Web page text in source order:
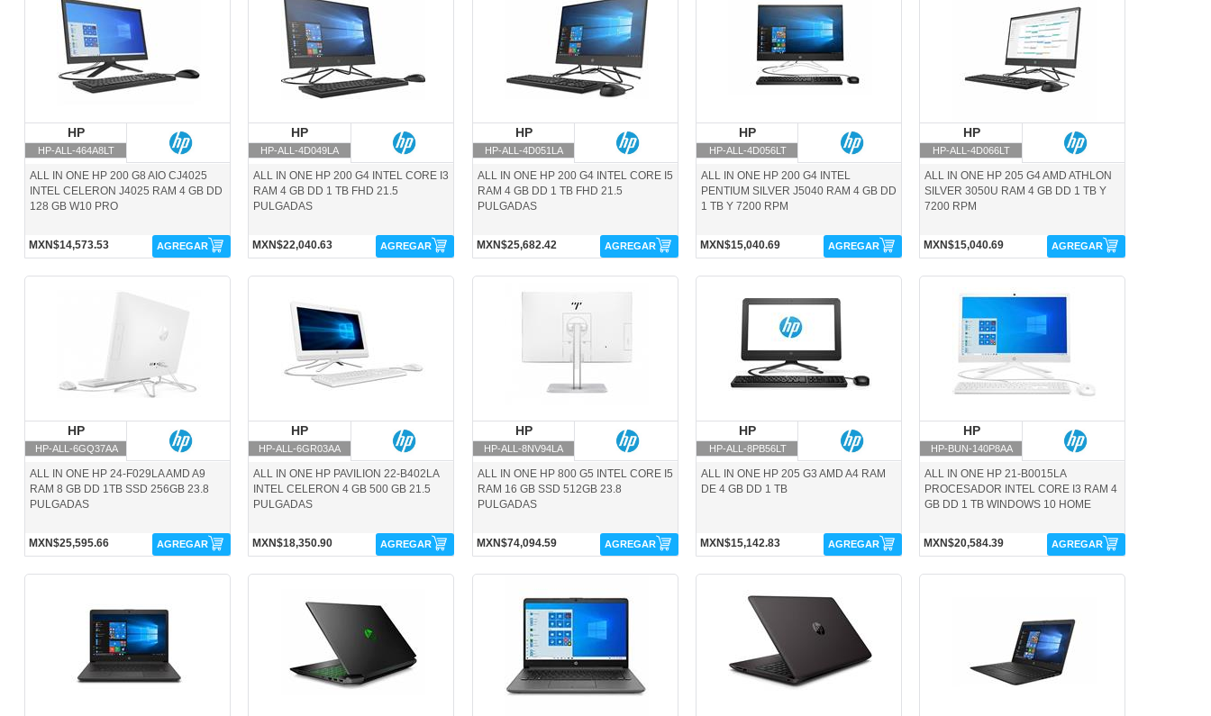
HP
HP-ALL-464A8LT
ALL IN ONE HP 200 G8 AIO CJ4025
INTEL CELERON J4025 RAM 4 GB DD
128 GB W10 PRO
MXN$14,573.53 AGREGAR
HP
HP-ALL-4D049LA
ALL IN ONE HP 200 G4 INTEL CORE I3
RAM 4 GB DD 1 TB FHD 21.5
PULGADAS
MXN$22,040.63 AGREGAR
HP
HP-ALL-4D051LA
ALL IN ONE HP 200 G4 INTEL CORE I5
RAM 4 GB DD 1 TB FHD 21.5
PULGADAS
MXN$25,682.42 AGREGAR
HP
HP-ALL-4D056LT
ALL IN ONE HP 200 G4 INTEL
PENTIUM SILVER J5040 RAM 4 GB DD
1 TB Y 7200 RPM
MXN$15,040.69 AGREGAR
HP
HP-ALL-4D066LT
ALL IN ONE HP 205 G4 AMD ATHLON
SILVER 3050U RAM 4 GB DD 1 TB Y
7200 RPM
MXN$15,040.69 AGREGAR
HP
HP-ALL-6GQ37AA
ALL IN ONE HP 24-F029LA AMD A9
RAM 8 GB DD 1TB SSD 256GB 23.8
PULGADAS
MXN$25,595.66 AGREGAR
HP
HP-ALL-6GR03AA
ALL IN ONE HP PAVILION 22-B402LA
INTEL CELERON 4 GB 500 GB 21.5
PULGADAS
MXN$18,350.90 AGREGAR
HP
HP-ALL-8NV94LA
ALL IN ONE HP 800 G5 INTEL CORE I5
RAM 16 GB SSD 512GB 23.8
PULGADAS
MXN$74,094.59 AGREGAR
HP
HP-ALL-8PB56LT
ALL IN ONE HP 205 G3 AMD A4 RAM
DE 4 GB DD 1 TB
MXN$15,142.83 AGREGAR
HP
HP-BUN-140P8AA
ALL IN ONE HP 21-B0015LA
PROCESADOR INTEL CORE I3 RAM 4
GB DD 1 TB WINDOWS 10 HOME
MXN$20,584.39 AGREGAR